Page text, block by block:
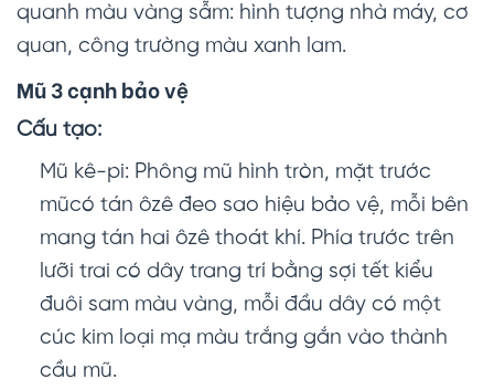
quanh màu vàng sẫm: hình tượng nhà máy, cơ
quan, công trường màu xanh lam.
Mũ 3 cạnh bảo vệ
Cấu tạo:
Mũ kê-pi: Phông mũ hình tròn, mặt trước
mũcó tán ôzê đeo sao hiệu bảo vệ, mỗi bên
mang tán hai ôzê thoát khí. Phía trước trên
lưỡi trai có dây trang trí bằng sợi tết kiểu
đuôi sam màu vàng, mỗi đầu dây có một
cúc kim loại mạ màu trắng gắn vào thành
cầu mũ.